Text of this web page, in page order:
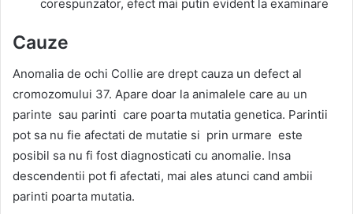
corespunzator, efect mai putin evident la examinare
Cauze
Anomalia de ochi Collie are drept cauza un defect al
cromozomului 37. Apare doar la animalele care au un
parinte sau parinti care poarta mutatia genetica. Parintii
pot sa nu fie afectati de mutatie si prin urmare este
posibil sa nu fi fost diagnosticati cu anomalie. Insa
descendentii pot fi afectati, mai ales atunci cand ambii
parinti poarta mutatia.